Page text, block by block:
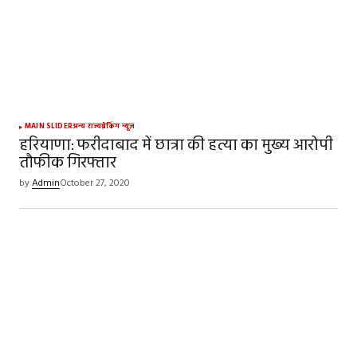
Your E-mail*
browser for the next time I comment.
MAIN SLIDERअन्य राज्यब्रेकिंग न्यूज़
हरियाणा: फरीदाबाद में छात्रा की हत्या का मुख्य आरोपी
तौफीक गिरफ्तार
byAdminOctober 27, 2020